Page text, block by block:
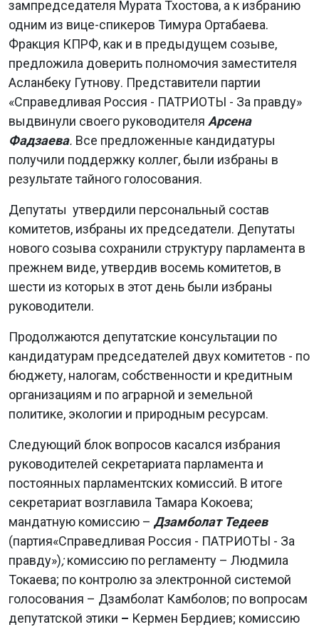
зампредседателя Мурата Тхостова, а к избранию
одним из вице-спикеров Тимура Ортабаева.
Фракция КПРФ, как и в предыдущем созыве,
предложила доверить полномочия заместителя
Асланбеку Гутнову. Представители партии
«Справедливая Россия - ПАТРИОТЫ - За правду»
выдвинули своего руководителя Арсена
Фадзаева. Все предложенные кандидатуры
получили поддержку коллег, были избраны в
результате тайного голосования.
Депутаты утвердили персональный состав
комитетов, избраны их председатели. Депутаты
нового созыва сохранили структуру парламента в
прежнем виде, утвердив восемь комитетов, в
шести из которых в этот день были избраны
руководители.
Продолжаются депутатские консультации по
кандидатурам председателей двух комитетов - по
бюджету, налогам, собственности и кредитным
организациям и по аграрной и земельной
политике, экологии и природным ресурсам.
Следующий блок вопросов касался избрания
руководителей секретариата парламента и
постоянных парламентских комиссий. В итоге
секретариат возглавила Тамара Кокоева;
мандатную комиссию – Дзамболат Тедеев
(партия«Справедливая Россия - ПАТРИОТЫ - За
правду»);комиссию по регламенту – Людмила
Токаева; по контролю за электронной системой
голосования – Дзамболат Камболов; по вопросам
депутатской этики – Кермен Бердиев; комиссию